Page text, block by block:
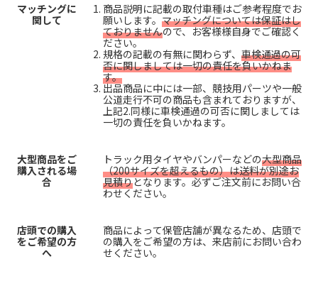
マッチングに
関して
商品説明に記載の取付車種はご参考程度でお
願いします。 マッチングについては保証はし
ておりませんので、お客様様自身でご確認く
ださい。
規格の記載の有無に関わらず、 車検通過の可
否に関しましては一切の責任を負いかねま
す。
出品商品に中には一部、競技用パーツや一般
公道走行不可の商品も含まれておりますが、
上記2.同様に車検通過の可否に関しましては
一切の責任を負いかねます。
大型商品をご
購入される場
合
トラック用タイヤやバンパーなどの大型商品
（200サイズを超えるもの）は送料が別途お
見積りとなります。必ずご注文前にお問い合
わせください。
店頭での購入
をご希望の方
へ
商品によって保管店舗が異なるため、店頭で
の購入をご希望の方は、来店前にお問い合わ
せください。